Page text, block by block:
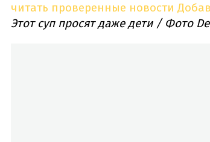
читать проверенные новости
Этот суп просят даже дети / Фото